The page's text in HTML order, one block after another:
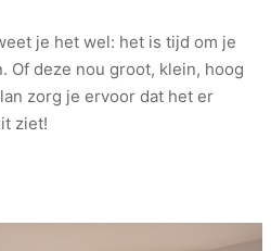
je het wel: het is tijd om je
Of deze nou groot, klein, hoog
zorg je ervoor dat het er
ziet!